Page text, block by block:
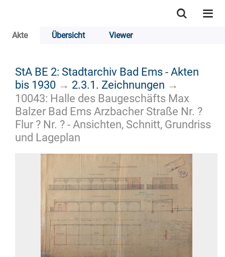
Akte Übersicht Viewer
StA BE 2: Stadtarchiv Bad Ems - Akten
bis 1930 → 2.3.1. Zeichnungen →
10043: Halle des Baugeschäfts Max
Balzer Bad Ems Arzbacher Straße Nr. ?
Flur ? Nr. ? - Ansichten, Schnitt, Grundriss
und Lageplan